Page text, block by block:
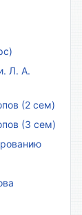
Л. А.
(2 сем)
(3 сем)